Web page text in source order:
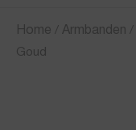
Home / Armbanden /
Goud